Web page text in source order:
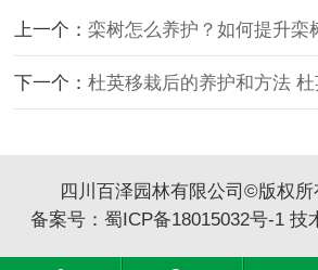
上一个：栾树怎么养护？如何提升栾
下一个：杜英移栽后的养护和方法 杜英为什
四川百泽园林有限公司©版权所
备案号： 蜀ICP备18015032号-1 技